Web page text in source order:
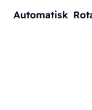
Automatisk